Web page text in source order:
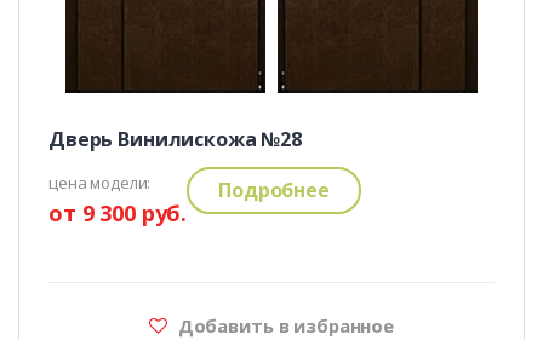
Дверь Винилискожа №28
цена модели:
от 9 300 руб.
Подробнее
Добавить в избранное